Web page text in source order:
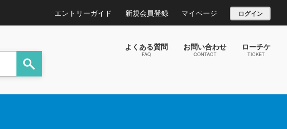
エントリーガイド 新規会員登録 マイページ ログイン
よくある質問
FAQ
お問い合わせ
CONTACT
ローチケ
TICKET